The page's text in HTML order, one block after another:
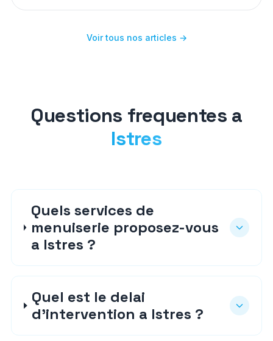
Voir tous nos articles →
Questions frequentes a
Istres
Quels services de
menuiserie proposez-vous
a Istres ?
Quel est le delai
d'intervention a Istres ?